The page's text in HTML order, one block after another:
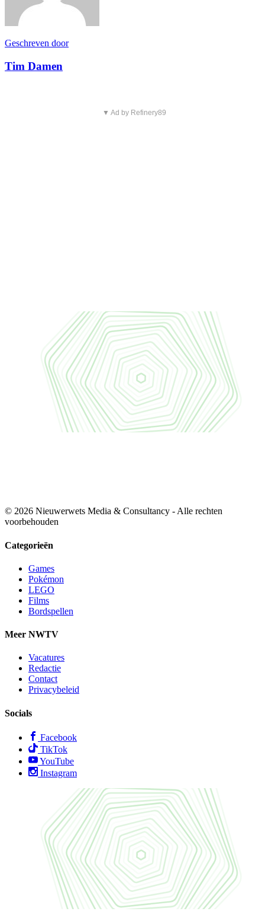
Geschreven door
Tim Damen
▼ Ad by Refinery89
© 2026 Nieuwerwets Media & Consultancy - Alle rechten
voorbehouden
Categorieën
Games
Pokémon
LEGO
Films
Bordspellen
Meer NWTV
Vacatures
Redactie
Contact
Privacybeleid
Socials
Facebook
TikTok
YouTube
Instagram